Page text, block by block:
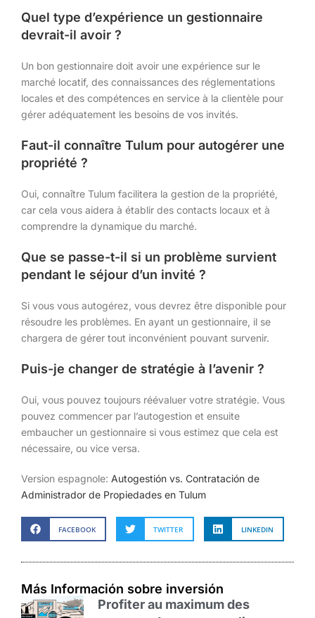
Quel type d’expérience un gestionnaire
devrait-il avoir ?
Un bon gestionnaire doit avoir une expérience sur le
marché locatif, des connaissances des réglementations
locales et des compétences en service à la clientèle pour
gérer adéquatement les besoins de vos invités.
Faut-il connaître Tulum pour autogérer une
propriété ?
Oui, connaître Tulum facilitera la gestion de la propriété,
car cela vous aidera à établir des contacts locaux et à
comprendre la dynamique du marché.
Que se passe-t-il si un problème survient
pendant le séjour d’un invité ?
Si vous vous autogérez, vous devrez être disponible pour
résoudre les problèmes. En ayant un gestionnaire, il se
chargera de gérer tout inconvénient pouvant survenir.
Puis-je changer de stratégie à l’avenir ?
Oui, vous pouvez toujours réévaluer votre stratégie. Vous
pouvez commencer par l’autogestion et ensuite
embaucher un gestionnaire si vous estimez que cela est
nécessaire, ou vice versa.
Version espagnole: Autogestión vs. Contratación de
Administrador de Propiedades en Tulum
FACEBOOK TWITTER LINKEDIN
Más Información sobre inversión
Profiter au maximum des